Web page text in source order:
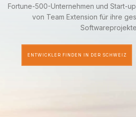
Fortune-500-Unternehmen und Start-
von Team Extension für ihre
ENTWICKLER FINDEN IN DER SCHWEIZ